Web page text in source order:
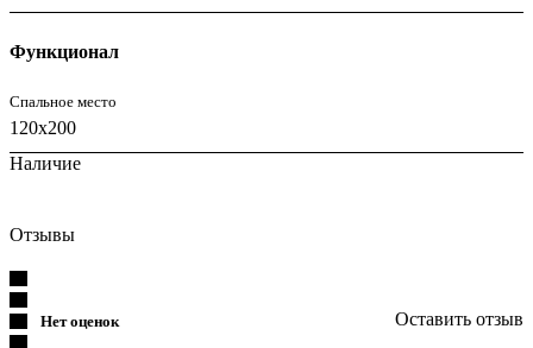
Функционал
Спальное место
120x200
Наличие
Отзывы
Нет оценок Оставить отзыв